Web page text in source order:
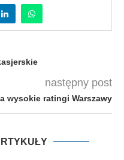
następny post
wysokie ratingi Warszawy